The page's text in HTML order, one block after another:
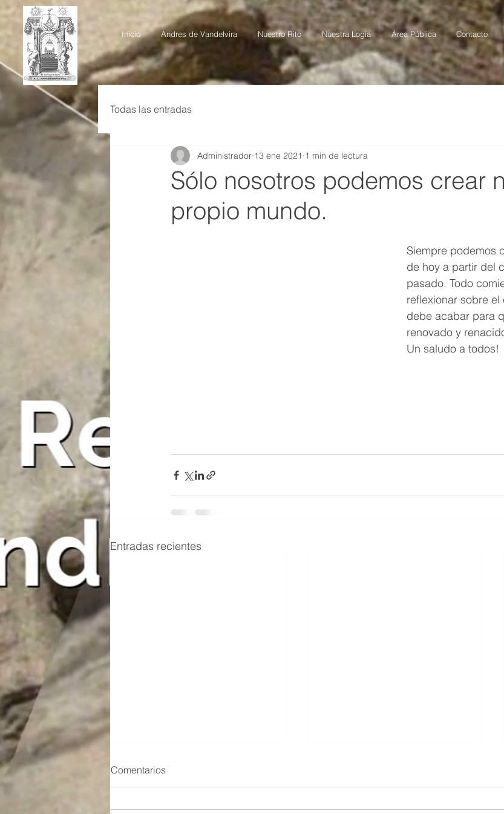
Inicio Andres de Vandelvira Nuestro Rito Nuestra Logia Área Pública Contacto
Todas las entradas
Sólo nosotros podemos crear
propio mundo.
Administrador 13 ene 2021 1 min de lectura
Siempre podemos
de hoy a partir del
pasado. Todo
reflexionar sobre el
debe acabar para
renovado y
Un saludo a todos!
Entradas recientes
Comentarios